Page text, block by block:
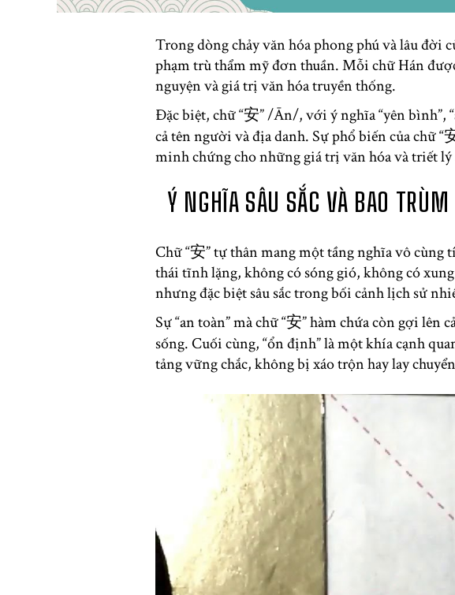
Trong dòng chảy văn hóa phong phú và lâu đời
phạm trù thẩm mỹ đơn thuần. Mỗi chữ Hán
nguyện và giá trị văn hóa truyền thống.
Đặc biệt, chữ “安” /Ān/, với ý nghĩa “yên bình”,
cả tên người và địa danh. Sự phổ biến của chữ
minh chứng cho những giá trị văn hóa và triết lý
Ý NGHĨA SÂU SẮC VÀ BAO
Chữ “安” tự thân mang một tầng nghĩa vô
thái tĩnh lặng, không có sóng gió, không có
nhưng đặc biệt sâu sắc trong bối cảnh lịch sử
Sự “an toàn” mà chữ “安” hàm chứa còn gợi
sống. Cuối cùng, “ổn định” là một khía cạnh
tảng vững chắc, không bị xáo trộn hay lay